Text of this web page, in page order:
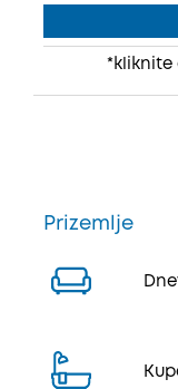
*kliknite
Prizemlje